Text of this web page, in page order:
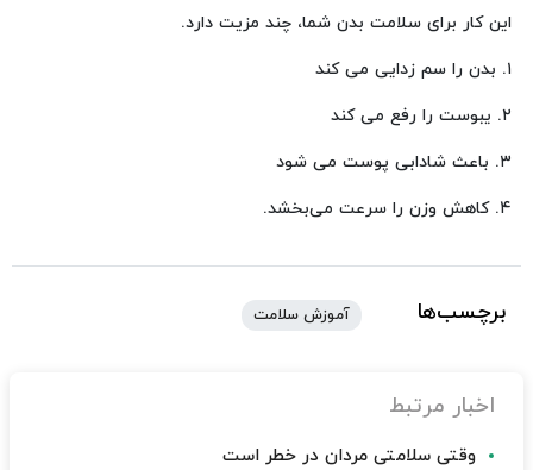
این کار برای سلامت بدن شما، چند مزیت دارد.
۱. بدن را سم زدایی می کند
۲. یبوست را رفع می کند
۳. باعث شادابی پوست می شود
۴. کاهش وزن را سرعت می‌بخشد.
برچسب‌ها آموزش سلامت
اخبار مرتبط
وقتی سلامتی مردان در خطر است